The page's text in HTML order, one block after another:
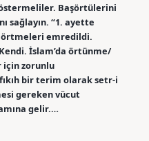
Başörtülerini
sağlayın. “1. ayette
örtmeleri emredildi.
İslam’da örtünme/
için zorunlu
bir terim olarak setr-i
gereken vücut
gelir.…